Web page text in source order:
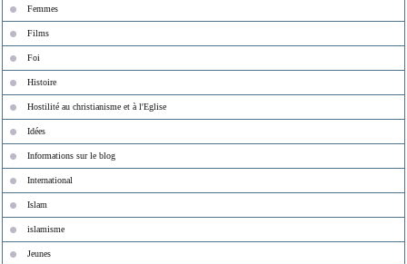
Femmes
Films
Foi
Histoire
Hostilité au christianisme et à l'Eglise
Idées
Informations sur le blog
International
Islam
islamisme
Jeunes